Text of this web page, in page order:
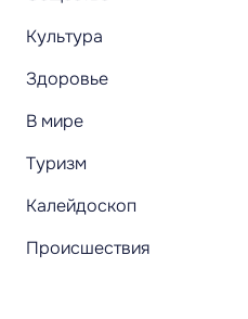
Культура
Здоровье
В мире
Туризм
Калейдоскоп
Происшествия